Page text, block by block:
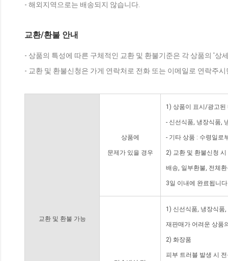
- 해외지역으로는 배송되지 않습니다.
교환/환불 안내
- 상품의 특성에 따른 구체적인 교환 및 환불기준은 각 상품의 '상
- 교환 및 환불신청은 가게 연락처로 전화 또는 이메일로 연락주
교환 및 환불 가능
상품에
문제가 있을 경우
1) 상품이 표시/광고된
- 신선식품, 냉장식품,
- 기타 상품 : 수령일로
2) 교환 및 환불신청
배송, 일부환불, 전체
3일 이내에 완료됩니
1) 신선식품, 냉장식품
재판매가 어려운 상품
2) 화장품
피부 트러블 발생 시